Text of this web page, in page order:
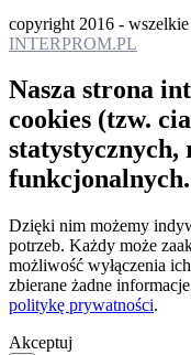
copyright 2016 - wszelkie
INTERPROM.PL
Nasza strona
cookies (tzw.
statystycznych,
funkcjonalnych.
Dzięki nim możemy
potrzeb. Każdy może
możliwość wyłączenia
zbierane żadne
politykę prywatności.
Akceptuj